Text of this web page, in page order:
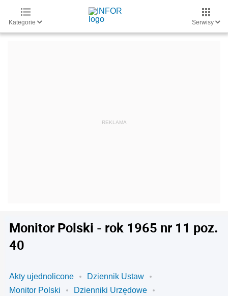
Kategorie Serwisy
Monitor Polski - rok 1965 nr 11 poz.
40
Akty ujednolicone
Dziennik Ustaw
Monitor Polski
Dzienniki Urzędowe